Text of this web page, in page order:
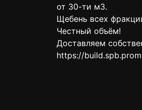
от 30-ти м3.
Щебень всех
Честный объём!
Доставляем
https://